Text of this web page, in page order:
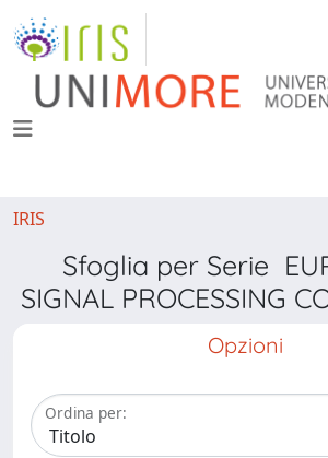
IRIS
Sfoglia per Serie
SIGNAL PROCESSING
Opzioni
Ordina per: